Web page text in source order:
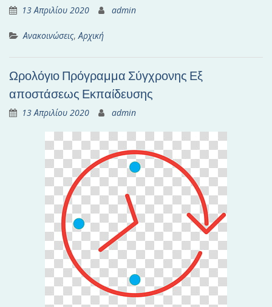
13 Απριλίου 2020 admin
Ανακοινώσεις,Αρχική
Ωρολόγιο Πρόγραμμα Σύγχρονης Εξ
αποστάσεως Εκπαίδευσης
13 Απριλίου 2020 admin